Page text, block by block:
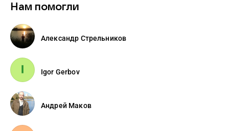
Нам помогли
Александр Стрельников
Igor Gerbov
Андрей Маков